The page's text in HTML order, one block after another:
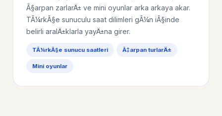
Ã§arpan zarlarÄ± ve mini oyunlar arka arkaya akar.
TÃ¼rkÃ§e sunuculu saat dilimleri gÃ¼n iÃ§inde
belirli aralÄ±klarla yayÄ±na girer.
TÃ¼rkÃ§e sunucu saatleri Ã‡arpan turlarÄ±
Mini oyunlar